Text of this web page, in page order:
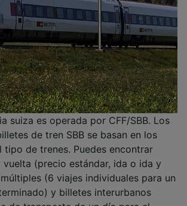
suiza es operada por CFF/SBB. Los
de tren SBB se basan en los
tipo de trenes. Puedes encontrar
(precio estándar, ida o ida y
(6 viajes individuales para un
y billetes interurbanos